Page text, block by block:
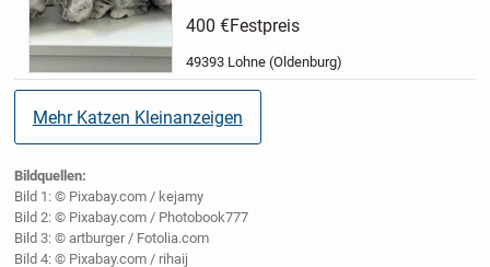
die Kleinen in ihr neues Zuhause
Mädchen ist noch frei
400 €Festpreis
49393 Lohne (Oldenburg)
Mehr Katzen Kleinanzeigen
Bildquellen:
Bild 1: © Pixabay.com / kejamy
Bild 2: © Pixabay.com / Photobook777
Bild 3: © artburger / Fotolia.com
Bild 4: © Pixabay.com / rihaij